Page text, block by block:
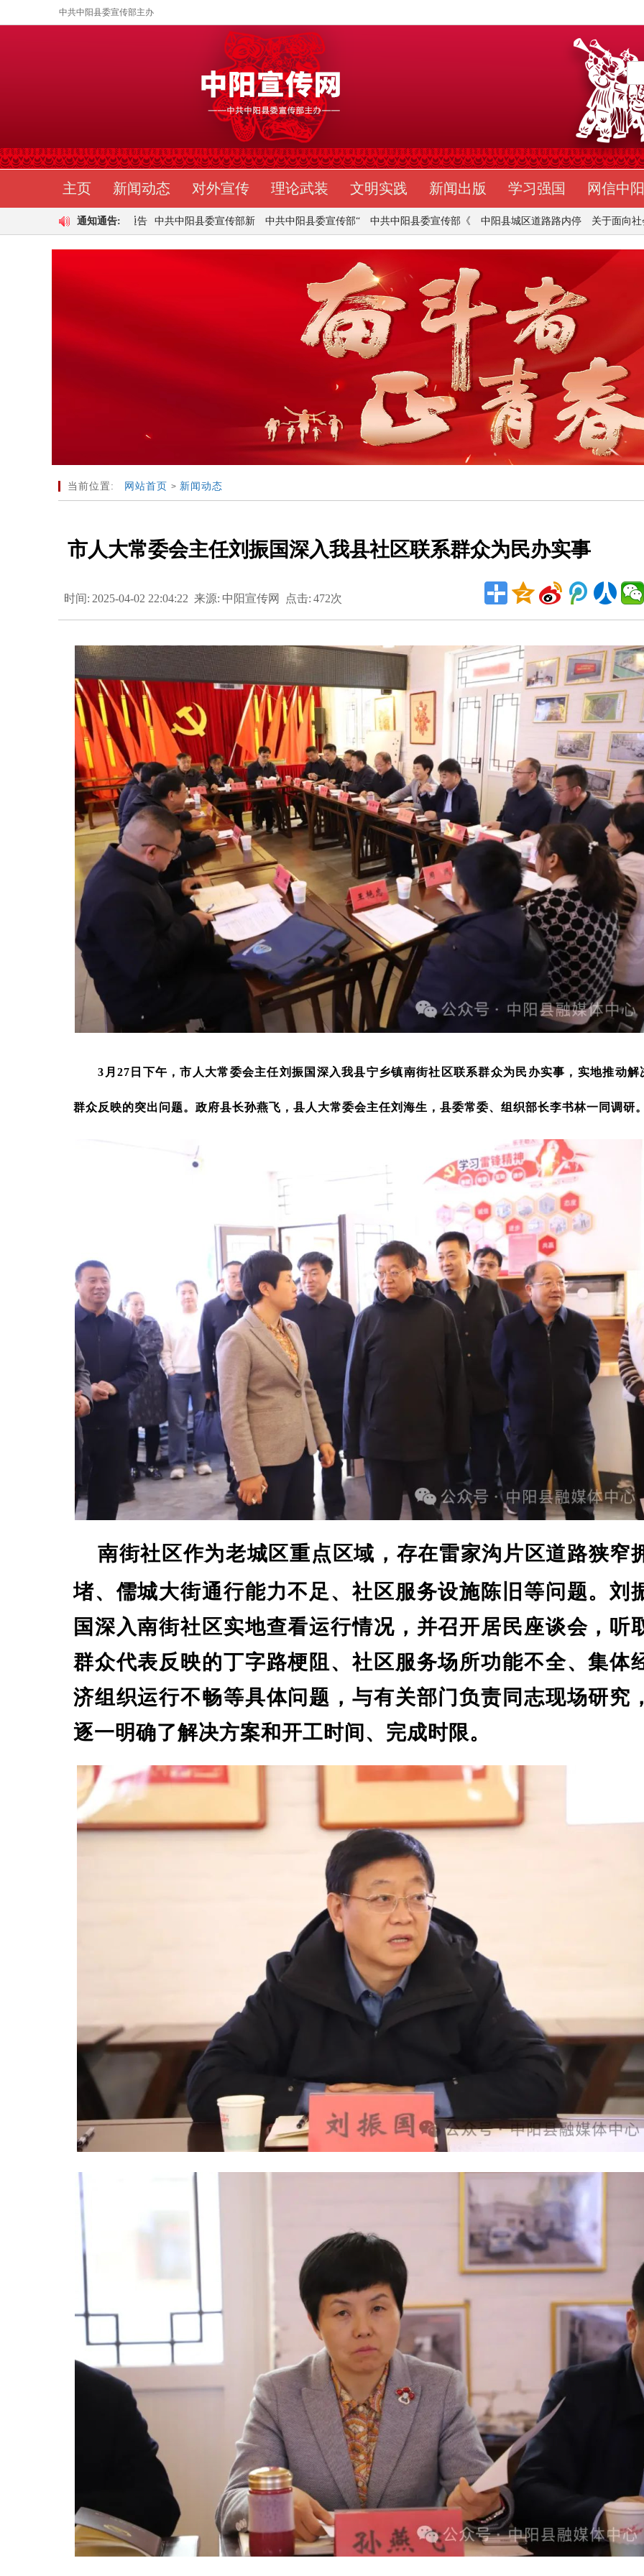
中共中阳县委宣传部主办
主页 新闻动态 对外宣传 理论武装 文明实践 新闻出版 学习强国 网信中阳
通知通告:
中共中阳县委宣传部新 中共中阳县委宣传部“ 中共中阳县委宣传部《 中阳县城区道路路内停 关于面向社会公开征集 中
当前位置: 网站首页 > 新闻动态
市人大常委会主任刘振国深入我县社区联系群众为民办实事
时间: 2025-04-02 22:04:22 来源: 中阳宣传网 点击: 472次
3月27日下午，市人大常委会主任刘振国深入我县宁乡镇南街社区联系群众为民办实事，实地推动解
群众反映的突出问题。政府县长孙燕飞，县人大常委会主任刘海生，县委常委、组织部长李书林一同调研
南街社区作为老城区重点区域，存在雷家沟片区道路狭窄
堵、儒城大街通行能力不足、社区服务设施陈旧等问题。刘
国深入南街社区实地查看运行情况，并召开居民座谈会，听
群众代表反映的丁字路梗阻、社区服务场所功能不全、集体
济组织运行不畅等具体问题，与有关部门负责同志现场研究
逐一明确了解决方案和开工时间、完成时限。